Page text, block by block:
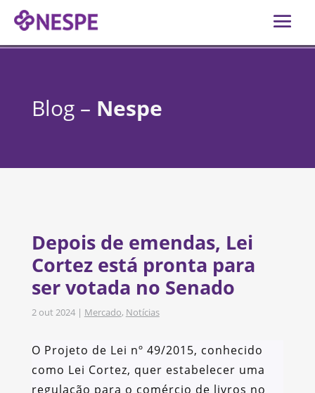
Blog – Nespe
Depois de emendas, Lei
Cortez está pronta para
ser votada no Senado
2 out 2024| Mercado, Notícias
O Projeto de Lei nº 49/2015, conhecido
como Lei Cortez, quer estabelecer uma
regulação para o comércio de livros no